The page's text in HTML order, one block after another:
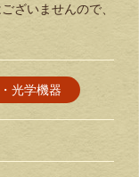
ざいませんので、
光学機器